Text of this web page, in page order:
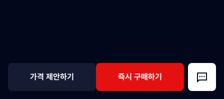
가격 제안하기 즉시 구매하기